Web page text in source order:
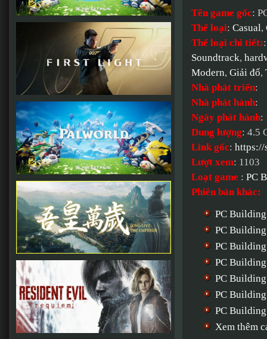
Tên game gốc:
Thể loại: Casual,
Thể loại chi tiết:
Soundtrack,
Modern, Giải đố,
Nhà phát triển:
Nhà phát hành:
Ngày phát hành:
Dung lượng: 4.5
Link gốc: https://
Lượt xem: 1103
Loạt game : PC
Phiên bản khác:
PC
PC
PC
PC
PC
PC
PC
Xem thêm